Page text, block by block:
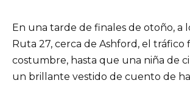
En una tarde de finales de otoño, a
Ruta 27, cerca de Ashford, el tráfico
costumbre, hasta que una niña de
un brillante vestido de cuento de